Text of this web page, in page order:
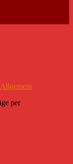
Allgemein
per